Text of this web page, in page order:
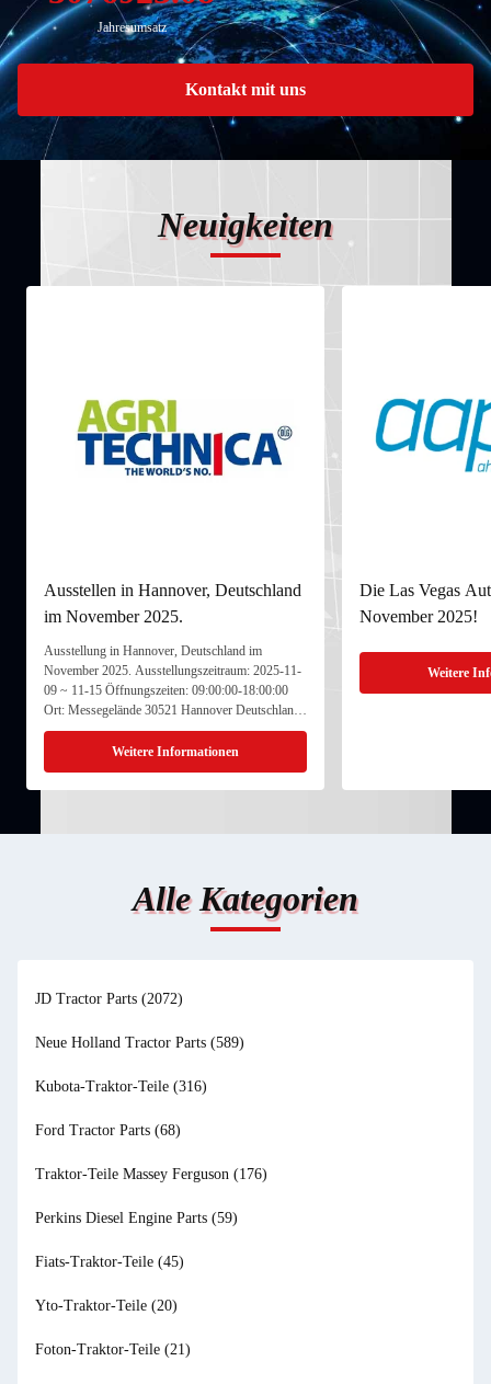
Jahresumsatz
Kontakt mit uns
Neuigkeiten
Ausstellen in Hannover, Deutschland
im November 2025.
Ausstellung in Hannover, Deutschland im
November 2025. Ausstellungszeitraum: 2025-11-
09 ~ 11-15 Öffnungszeiten: 09:00:00-18:00:00
Ort: Messegelände 30521 Hannover Deutschland
Stand: 15C47 Wir freuen uns sehr, Sie hier zu
treffen und hoffen, Sie auch in Zukunft oft zu
sehen...
Weitere Informationen
Die Las Vegas
November 2025!
Weitere
Alle Kategorien
JD Tractor Parts (2072)
Neue Holland Tractor Parts (589)
Kubota-Traktor-Teile (316)
Ford Tractor Parts (68)
Traktor-Teile Massey Ferguson (176)
Perkins Diesel Engine Parts (59)
Fiats-Traktor-Teile (45)
Yto-Traktor-Teile (20)
Foton-Traktor-Teile (21)